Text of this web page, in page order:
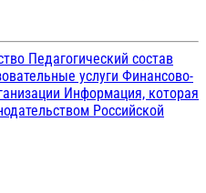
Педагогический состав
услуги Финансово-
Информация, которая
Российской